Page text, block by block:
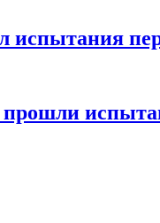
испытания